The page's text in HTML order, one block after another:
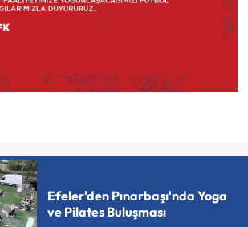
Efeler'den Pınarbaşı'nda Yoga
ve Pilates Buluşması